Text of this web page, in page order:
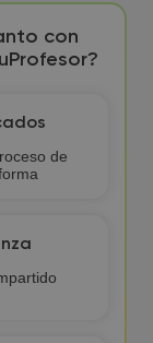
con
de